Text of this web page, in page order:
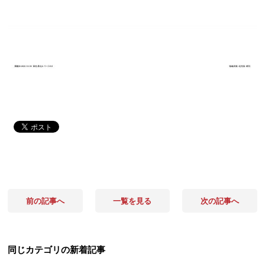
前の記事へ 一覧を見る 次の記事へ
同じカテゴリの新着記事